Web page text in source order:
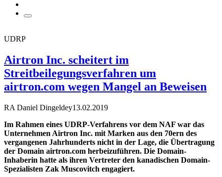
UDRP
Airtron Inc. scheitert im
Streitbeilegungsverfahren um
airtron.com wegen Mangel an Beweisen
RA Daniel Dingeldey13.02.2019
Im Rahmen eines UDRP-Verfahrens vor dem NAF war das
Unternehmen Airtron Inc. mit Marken aus den 70ern des
vergangenen Jahrhunderts nicht in der Lage, die Übertragung
der Domain airtron.com herbeizuführen. Die Domain-
Inhaberin hatte als ihren Vertreter den kanadischen Domain-
Spezialisten Zak Muscovitch engagiert.